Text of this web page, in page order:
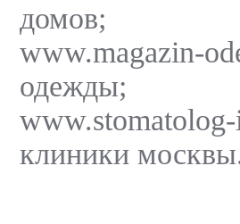
домов;
www.magazin-
одежды;
клиники